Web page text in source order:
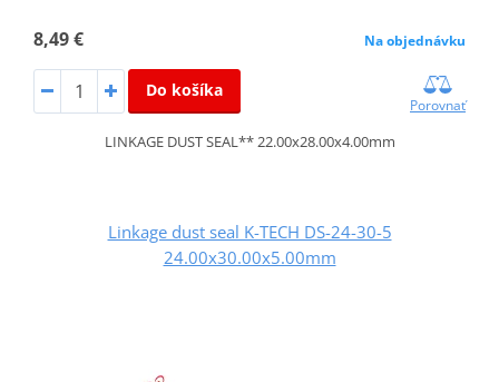
8,49 € Na objednávku
Do košíka
Porovnať
LINKAGE DUST SEAL** 22.00x28.00x4.00mm
Linkage dust seal K-TECH DS-24-30-5
24.00x30.00x5.00mm